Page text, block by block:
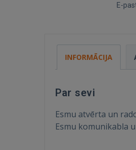
E-
INFORMĀCIJA
Par sevi
Esmu atvērta un
Esmu komunikabla